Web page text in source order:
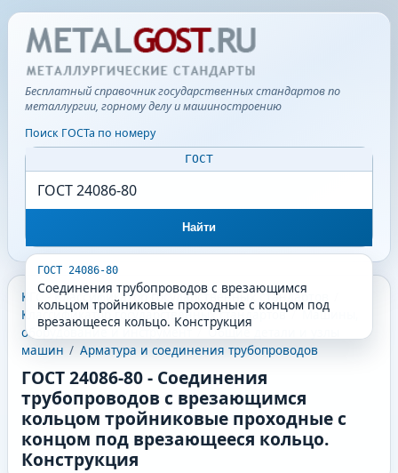
Бесплатный справочник государственных стандартов по
металлургии, горному делу и машиностроению
Поиск ГОСТа по номеру
ГОСТ
Найти
ГОСТ 24086-80
Соединения трубопроводов с врезающимся
кольцом тройниковые проходные с концом под
врезающееся кольцо. Конструкция
КГС - Классификатор государственных стандартов
Классификатор государственных стандартов / Машины,
оборудование и инструмент
Общие детали и узлы
машин / Арматура и соединения трубопроводов
ГОСТ 24086-80- Соединения
трубопроводов с врезающимся
кольцом тройниковые проходные с
концом под врезающееся кольцо.
Конструкция